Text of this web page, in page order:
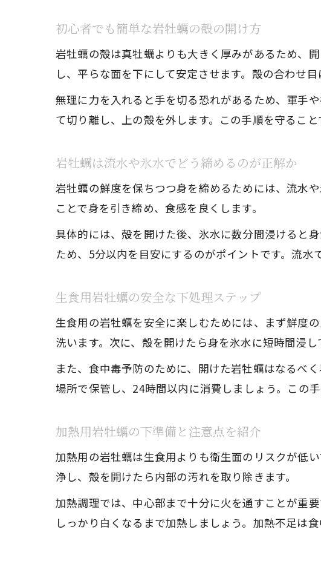
初心者でも簡単な岩牡蠣の殻の開け方
岩牡蠣の殻は真牡蠣よりも大きく厚みがあるため、
し、平らな面を下にして安定させます。殻の合わせ
無理に力を入れると手を切る恐れがあるため、軍手
て切り離し、上の殻を外します。この手順を守ること
岩牡蠣は流水や氷水でどう締めるのが正解か
岩牡蠣の鮮度を保ちつつ身を締めるためには、流水
ことで身を引き締め、食感を良くします。
具体的には、殻を開けた後、氷水に数分間浸けると
ため、5分以内を目安にするのがポイントです。流水
生食用岩牡蠣の安全な下処理ステップ
生食用の岩牡蠣を安全に楽しむためには、まず鮮度
洗います。次に、殻を開けたら身を氷水に短時間浸
また、食中毒予防のために、開けた岩牡蠣はなるべ
場所で保管し、24時間以内に消費しましょう。この
加熱用岩牡蠣の下準備と注意点を紹介
加熱用の岩牡蠣は生食用よりも衛生面のリスクが低
浄し、殻を開けたら内部の汚れを取り除きます。
加熱調理では、中心部まで十分に火を通すことが重
しっかり白くなるまで加熱しましょう。加熱不足は